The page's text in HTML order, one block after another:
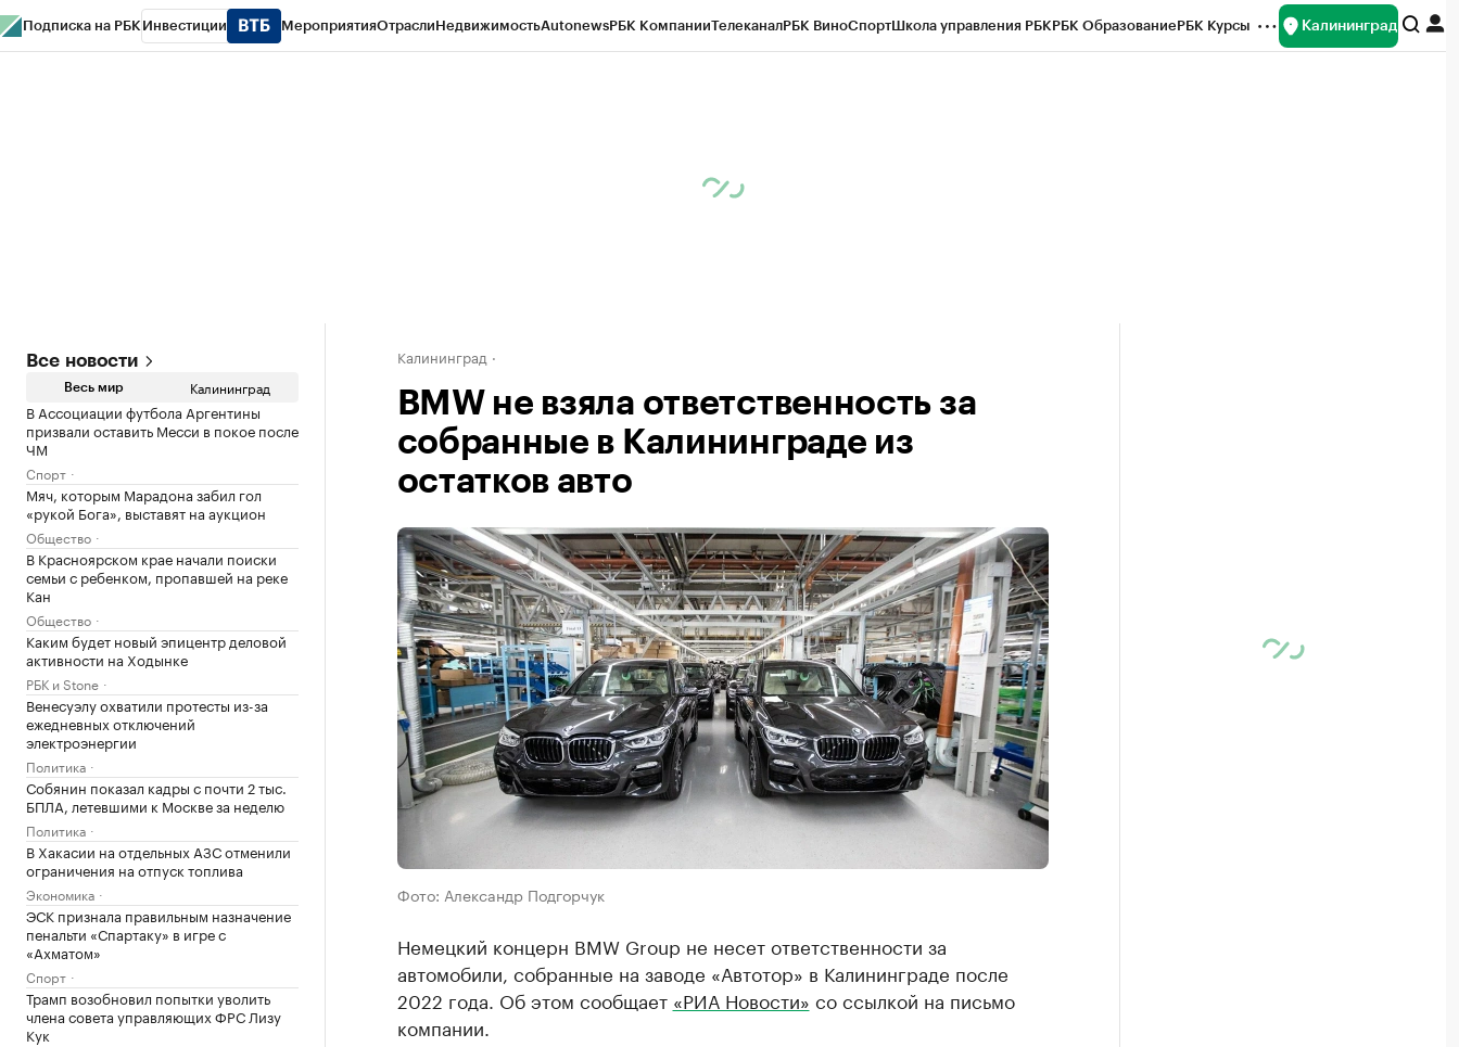
Подписка на РБК Инвестиции МероприятияОтраслиНедвижимостьAutonewsРБК КомпанииТелеканалРБК ВиноСпортШкола управления РБКРБК ОбразованиеРБК Курсы Калининград
Все новости
Весь мир Калининград
В Ассоциации футбола Аргентины
призвали оставить Месси в покое после
ЧМ
Спорт
Мяч, которым Марадона забил гол
«рукой Бога», выставят на аукцион
Общество
В Красноярском крае начали поиски
семьи с ребенком, пропавшей на реке
Кан
Общество
Каким будет новый эпицентр деловой
активности на Ходынке
РБК и Stone
Венесуэлу охватили протесты из-за
ежедневных отключений
электроэнергии
Политика
Собянин показал кадры с почти 2 тыс.
БПЛА, летевшими к Москве за неделю
Политика
В Хакасии на отдельных АЗС отменили
ограничения на отпуск топлива
Экономика
ЭСК признала правильным назначение
пенальти «Спартаку» в игре с
«Ахматом»
Спорт
Трамп возобновил попытки уволить
члена совета управляющих ФРС Лизу
Кук
Калининград
BMW не взяла ответственность за
собранные в Калининграде из
остатков авто
Фото: Александр Подгорчук
Немецкий концерн BMW Group не несет ответственности за
автомобили, собранные на заводе «Автотор» в Калининграде после
2022 года. Об этом сообщает «РИА Новости» со ссылкой на письмо
компании.